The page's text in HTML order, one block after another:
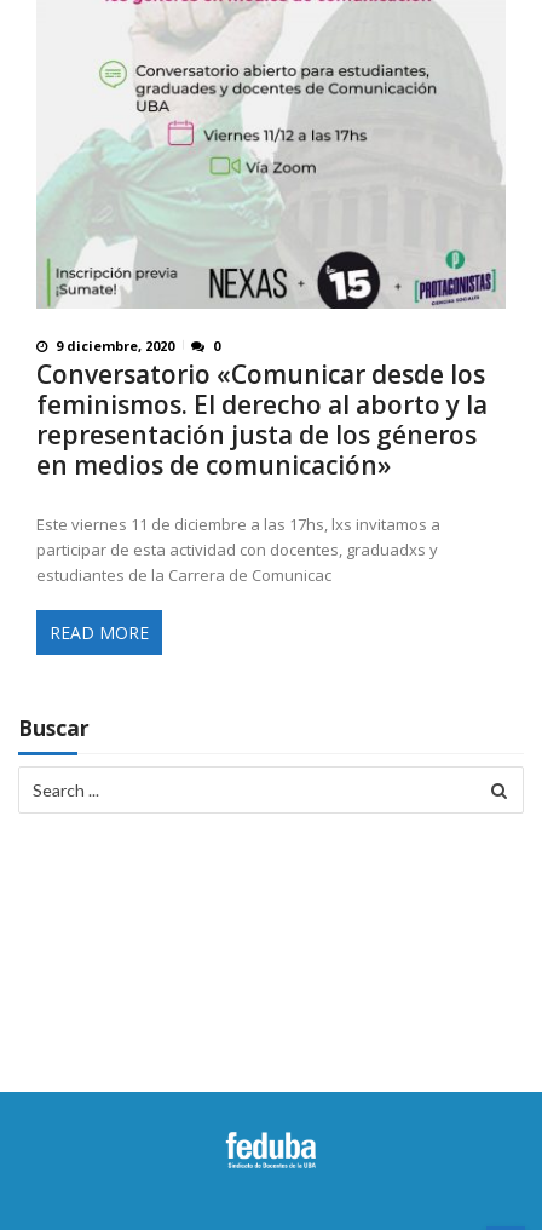
9 diciembre, 2020 0
Conversatorio «Comunicar desde los
feminismos. El derecho al aborto y la
representación justa de los géneros
en medios de comunicación»
Este viernes 11 de diciembre a las 17hs, lxs invitamos a
participar de esta actividad con docentes, graduadxs y
estudiantes de la Carrera de Comunicac
READ MORE
Buscar
for: